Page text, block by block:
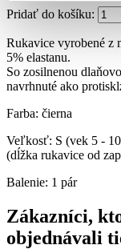
Pridať do košíku:
Rukavice vyrobené z
5% elastanu.
So zosilnenou
navrhnuté ako
Farba: čierna
Veľkosť: S (vek 5 -
(dĺžka rukavice od
Balenie: 1 pár
Zákazníci,
objednávali